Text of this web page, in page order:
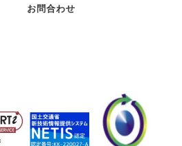
お問合わせ